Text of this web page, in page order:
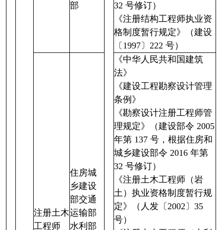
部
32 号修订）
《注册结构工程师执业资
格制度暂行规定》（建设
〔1997〕222 号）
注册土木
工程师
住房城
乡建设
部交通
运输部
水利部
《中华人民共和国建筑
法》
《建设工程勘察设计管理
条例》
《勘察设计注册工程师管
理规定》（建设部令 2005
年第 137 号，根据住房和
城乡建设部令 2016 年第
32 号修订）
《注册土木工程师（岩
土）执业资格制度暂行规
定》（人发〔2002〕35
号）